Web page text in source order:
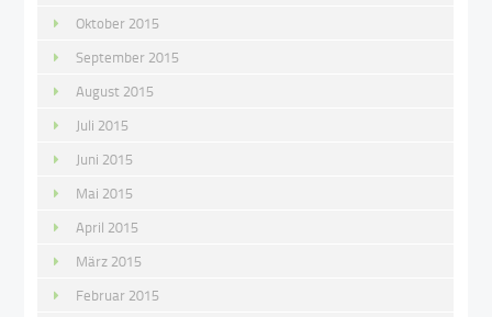
Oktober 2015
September 2015
August 2015
Juli 2015
Juni 2015
Mai 2015
April 2015
März 2015
Februar 2015